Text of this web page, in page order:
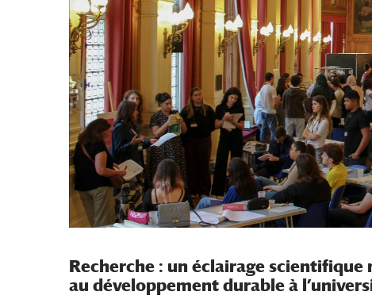
Recherche : un éclairage scientifique
au développement durable à